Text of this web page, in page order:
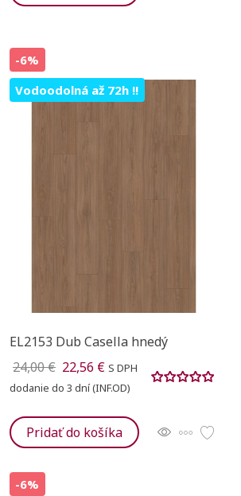
-6%
Vodoodolná až 72h !!
EL2153 Dub Casella hnedý
24,00 € 22,56 € S DPH
dodanie do 3 dní (INF.OD)
Pridať do košíka
-6%